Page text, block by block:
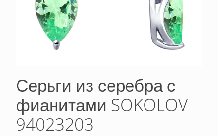
Серьги из серебра с
фианитами SOKOLOV
94023203